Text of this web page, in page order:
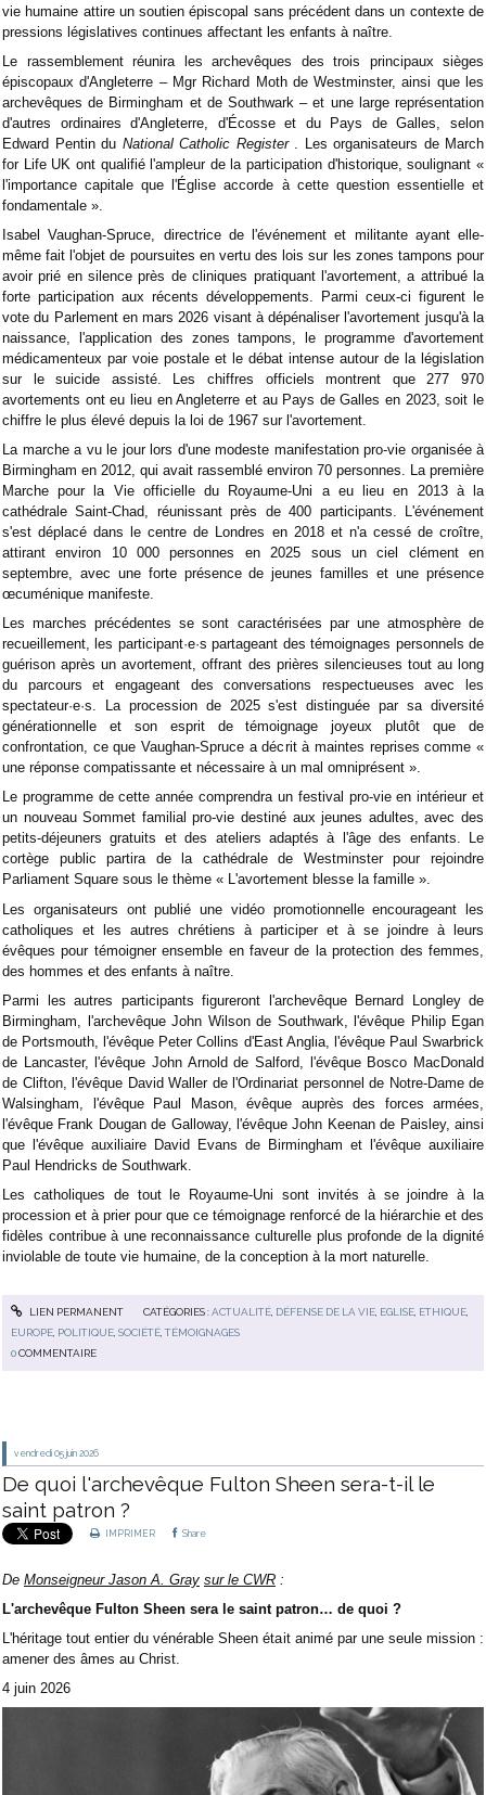
vie humaine attire un soutien épiscopal sans précédent dans un contexte de
pressions législatives continues affectant les enfants à naître.
Le rassemblement réunira les archevêques des trois principaux sièges
épiscopaux d'Angleterre – Mgr Richard Moth de Westminster, ainsi que les
archevêques de Birmingham et de Southwark – et une large représentation
d'autres ordinaires d'Angleterre, d'Écosse et du Pays de Galles, selon
Edward Pentin du National Catholic Register. Les organisateurs de March
for Life UK ont qualifié l'ampleur de la participation d'historique, soulignant «
l'importance capitale que l'Église accorde à cette question essentielle et
fondamentale ».
Isabel Vaughan-Spruce, directrice de l'événement et militante ayant elle-
même fait l'objet de poursuites en vertu des lois sur les zones tampons pour
avoir prié en silence près de cliniques pratiquant l'avortement, a attribué la
forte participation aux récents développements. Parmi ceux-ci figurent le
vote du Parlement en mars 2026 visant à dépénaliser l'avortement jusqu'à la
naissance, l'application des zones tampons, le programme d'avortement
médicamenteux par voie postale et le débat intense autour de la législation
sur le suicide assisté. Les chiffres officiels montrent que 277 970
avortements ont eu lieu en Angleterre et au Pays de Galles en 2023, soit le
chiffre le plus élevé depuis la loi de 1967 sur l'avortement.
La marche a vu le jour lors d'une modeste manifestation pro-vie organisée à
Birmingham en 2012, qui avait rassemblé environ 70 personnes. La première
Marche pour la Vie officielle du Royaume-Uni a eu lieu en 2013 à la
cathédrale Saint-Chad, réunissant près de 400 participants. L'événement
s'est déplacé dans le centre de Londres en 2018 et n'a cessé de croître,
attirant environ 10 000 personnes en 2025 sous un ciel clément en
septembre, avec une forte présence de jeunes familles et une présence
œcuménique manifeste.
Les marches précédentes se sont caractérisées par une atmosphère de
recueillement, les participant·e·s partageant des témoignages personnels de
guérison après un avortement, offrant des prières silencieuses tout au long
du parcours et engageant des conversations respectueuses avec les
spectateur·e·s. La procession de 2025 s'est distinguée par sa diversité
générationnelle et son esprit de témoignage joyeux plutôt que de
confrontation, ce que Vaughan-Spruce a décrit à maintes reprises comme «
une réponse compatissante et nécessaire à un mal omniprésent ».
Le programme de cette année comprendra un festival pro-vie en intérieur et
un nouveau Sommet familial pro-vie destiné aux jeunes adultes, avec des
petits-déjeuners gratuits et des ateliers adaptés à l'âge des enfants. Le
cortège public partira de la cathédrale de Westminster pour rejoindre
Parliament Square sous le thème « L'avortement blesse la famille ».
Les organisateurs ont publié une vidéo promotionnelle encourageant les
catholiques et les autres chrétiens à participer et à se joindre à leurs
évêques pour témoigner ensemble en faveur de la protection des femmes,
des hommes et des enfants à naître.
Parmi les autres participants figureront l'archevêque Bernard Longley de
Birmingham, l'archevêque John Wilson de Southwark, l'évêque Philip Egan
de Portsmouth, l'évêque Peter Collins d'East Anglia, l'évêque Paul Swarbrick
de Lancaster, l'évêque John Arnold de Salford, l'évêque Bosco MacDonald
de Clifton, l'évêque David Waller de l'Ordinariat personnel de Notre-Dame de
Walsingham, l'évêque Paul Mason, évêque auprès des forces armées,
l'évêque Frank Dougan de Galloway, l'évêque John Keenan de Paisley, ainsi
que l'évêque auxiliaire David Evans de Birmingham et l'évêque auxiliaire
Paul Hendricks de Southwark.
Les catholiques de tout le Royaume-Uni sont invités à se joindre à la
procession et à prier pour que ce témoignage renforcé de la hiérarchie et des
fidèles contribue à une reconnaissance culturelle plus profonde de la dignité
inviolable de toute vie humaine, de la conception à la mort naturelle.
LIEN PERMANENT CATÉGORIES :ACTUALITÉ, DÉFENSE DE LA VIE, EGLISE, ETHIQUE,
EUROPE POLITIQUE ,SOCIÉTÉ ,TÉMOIGNAGES
0COMMENTAIRE
vendredi 05 juin 2026
De quoi l'archevêque Fulton Sheen sera-t-il le
saint patron ?
IMPRIMER Share
De Monseigneur Jason A. Gray sur le CWR :
L'archevêque Fulton Sheen sera le saint patron… de quoi ?
L'héritage tout entier du vénérable Sheen était animé par une seule mission :
amener des âmes au Christ.
4 juin 2026